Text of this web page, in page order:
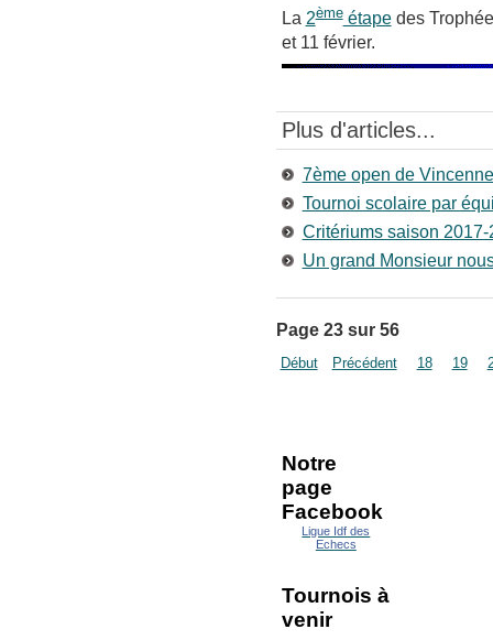
La 2èmeétapedes
et 11 février.
Plus d'articles...
7ème open de
Tournoi scolaire par
Critériums saison 2017-
Un grand Monsieur
Page 23 sur 56
Début Précédent 18 19
Notre
page
Facebook
Ligue Idf des
Echecs
Tournois à
venir